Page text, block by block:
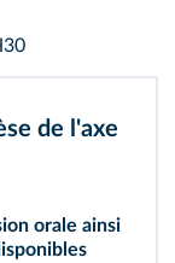
de l'axe
orale ainsi